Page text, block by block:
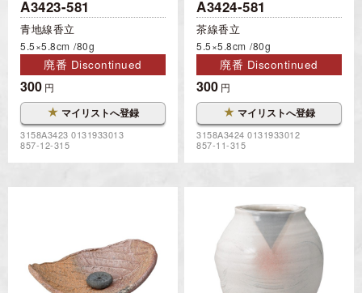
A3423-581
青地線香立
5.5×5.8cm 80g
廃番 Discontinued
300 円
★ マイリストへ登録
3158A3423 0131933013
857-12-315
A3424-581
茶線香立
5.5×5.8cm 80g
廃番 Discontinued
300 円
★ マイリストへ登録
3158A3424 0131933012
857-11-315